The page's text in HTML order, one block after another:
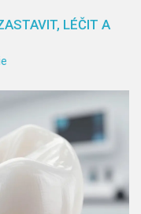
LÉČIT A